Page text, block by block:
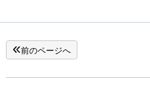
前のページへ